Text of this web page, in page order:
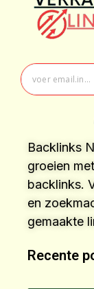
Backlinks
groeien
backlinks.
en
gemaakte
Recente